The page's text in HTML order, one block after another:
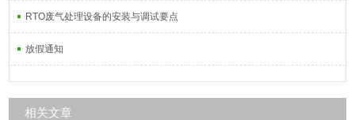
RTO废气处理设备的安装与调试要点
放假通知
相关文章